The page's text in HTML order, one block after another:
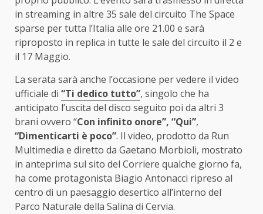
in streaming in altre 35 sale del circuito The Space
sparse per tutta l’Italia alle ore 21.00 e sarà
riproposto in replica in tutte le sale del circuito il 2 e
il 17 Maggio.
La serata sarà anche l’occasione per vedere il video
ufficiale di “Ti dedico tutto”, singolo che ha
anticipato l’uscita del disco seguito poi da altri 3
brani ovvero “Con infinito onore”, “Qui”,
“Dimenticarti è poco”. Il video, prodotto da Run
Multimedia e diretto da Gaetano Morbioli, mostrato
in anteprima sul sito del Corriere qualche giorno fa,
ha come protagonista Biagio Antonacci ripreso al
centro di un paesaggio desertico all’interno del
Parco Naturale della Salina di Cervia.